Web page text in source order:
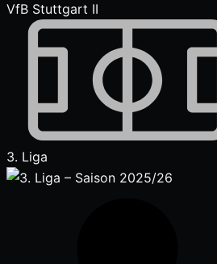
VfB Stuttgart II
3. Liga